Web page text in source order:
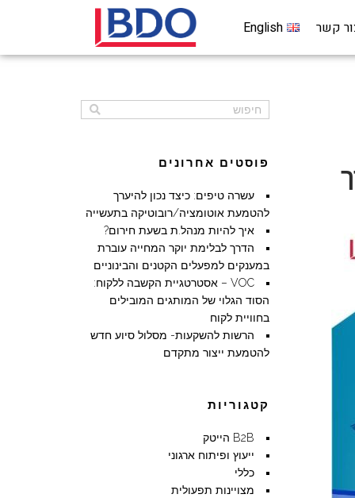
קשר English
פוסטים אחרונים
עשרה טיפים: כיצד נכון להיערך
להטמעת אוטומציה/רובוטיקה בתעשייה
איך להיות מנהל.ת בשעת חירום?
הדרך לבלימת יוקר המחייה עוברת
במענקים למפעלים הקטנים והבינוניים
VOC – אסטרטגיית הקשבה ללקוח:
הסוד הגלוי של המותגים המובילים
בחוויית לקוח
הרשות להשקעות- מסלול סיוע חדש
להטמעת ייצור מתקדם
קטגוריות
B2B הייטק
ייעוץ ופיתוח ארגוני
כללי
מצויינות תפעולית